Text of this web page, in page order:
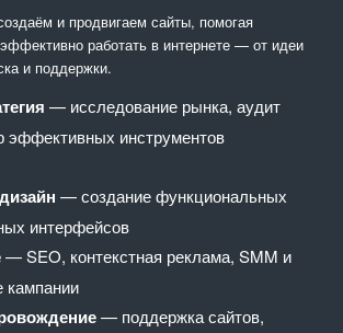
и продвигаем сайты, помогая
работать в интернете — от идеи
и поддержки.
— исследование рынка, аудит
эффективных инструментов
— создание функциональных
интерфейсов
— SEO, контекстная реклама, SMM и
кампании
— поддержка сайтов,